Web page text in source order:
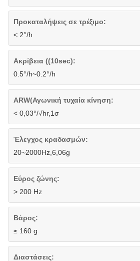
Προκαταλήψεις σε τρέξιμο:
< 2°/h
Ακρίβεια ((10sec):
0.5°/h~0.2°/h
ARW(Αγωνική τυχαία κίνηση:
< 0,03°/√hr,1σ
Έλεγχος κραδασμών:
20~2000Hz,6,06g
Εύρος ζώνης:
> 200 Hz
Βάρος:
≤ 160 g
Διαστάσεις: